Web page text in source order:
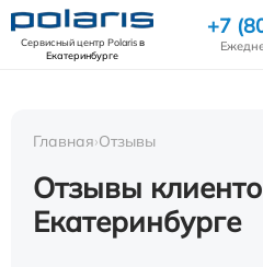
Сервисный центр Polarisв
Екатеринбурге
+7
Главная›Отзывы
Отзывы
Екатеринбурге